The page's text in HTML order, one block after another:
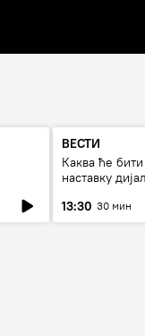
ВЕСТИ
Каква ће
наставку
13:30 30 мин